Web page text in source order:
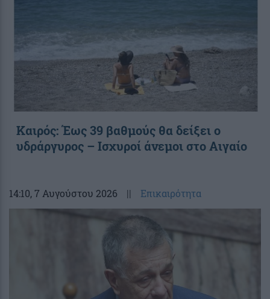
Καιρός: Έως 39 βαθμούς θα δείξει ο
υδράργυρος – Ισχυροί άνεμοι στο Αιγαίο
14:10, 7 Αυγούστου 2026 || Επικαιρότητα